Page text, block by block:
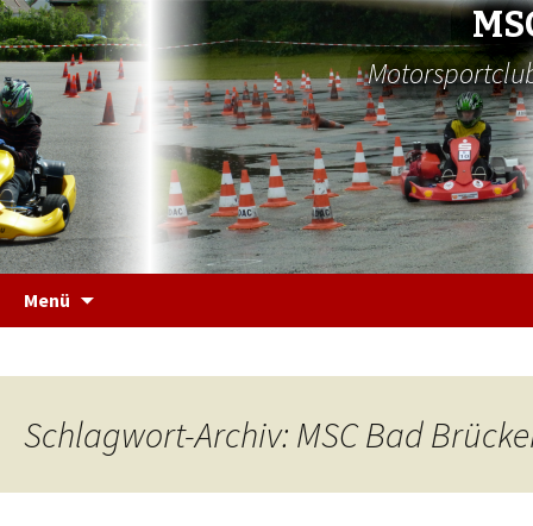
Menü
Schlagwort-Archiv: MSC Bad